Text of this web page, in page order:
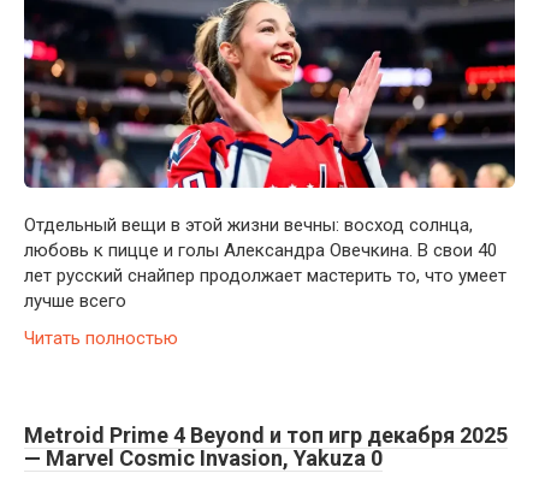
Отдельный вещи в этой жизни вечны: восход солнца,
любовь к пицце и голы Александра Овечкина. В свои 40
лет русский снайпер продолжает мастерить то, что умеет
лучше всего
Читать полностью
Metroid Prime 4 Beyond и топ игр декабря 2025
— Marvel Cosmic Invasion, Yakuza 0